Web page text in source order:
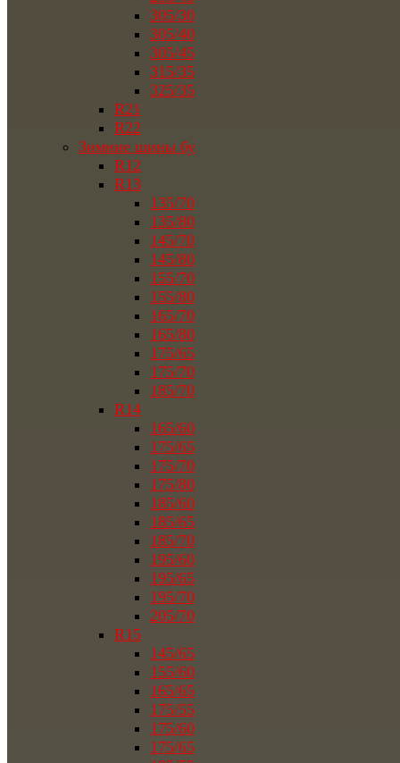
305/30
305/40
305/45
315/35
325/35
R21
R22
Зимние шины бу
R12
R13
135/70
135/80
145/70
145/80
155/70
155/80
165/70
165/80
175/65
175/70
185/70
R14
165/60
175/65
175/70
175/80
185/60
185/65
185/70
195/60
195/65
195/70
205/70
R15
145/65
155/60
165/65
175/55
175/60
175/65